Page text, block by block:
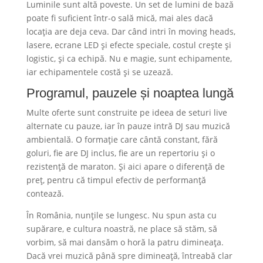
Luminile sunt altă poveste. Un set de lumini de bază
poate fi suficient într-o sală mică, mai ales dacă
locația are deja ceva. Dar când intri în moving heads,
lasere, ecrane LED și efecte speciale, costul crește și
logistic, și ca echipă. Nu e magie, sunt echipamente,
iar echipamentele costă și se uzează.
Programul, pauzele și noaptea lungă
Multe oferte sunt construite pe ideea de seturi live
alternate cu pauze, iar în pauze intră DJ sau muzică
ambientală. O formație care cântă constant, fără
goluri, fie are DJ inclus, fie are un repertoriu și o
rezistență de maraton. Și aici apare o diferență de
preț, pentru că timpul efectiv de performanță
contează.
În România, nunțile se lungesc. Nu spun asta cu
supărare, e cultura noastră, ne place să stăm, să
vorbim, să mai dansăm o horă la patru dimineața.
Dacă vrei muzică până spre dimineață, întreabă clar